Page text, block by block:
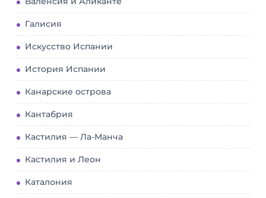
Галисия
Искусство Испании
История Испании
Канарские острова
Кантабрия
Кастилия — Ла-Манча
Кастилия и Леон
Каталония